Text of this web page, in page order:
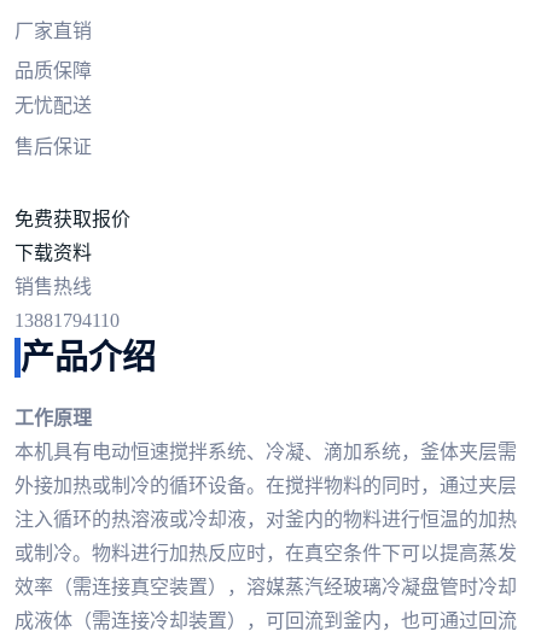
厂家直销
品质保障
无忧配送
售后保证
免费获取报价
下载资料
销售热线
13881794110
产品介绍
工作原理
本机具有电动恒速搅拌系统、冷凝、滴加系统，釜体夹层需
外接加热或制冷的循环设备。在搅拌物料的同时，通过夹层
注入循环的热溶液或冷却液，对釜内的物料进行恒温的加热
或制冷。物料进行加热反应时，在真空条件下可以提高蒸发
效率（需连接真空装置），溶媒蒸汽经玻璃冷凝盘管时冷却
成液体（需连接冷却装置），可回流到釜内，也可通过回流